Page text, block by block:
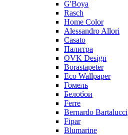
G'Boya
Rasch
Home Color
Alessandro Allori
Casato
Палитра
OVK Design
Borastapeter
Eco Wallpaper
Гомель
Белобои
Ferre
Bernardo Bartalucci
Fipar
Blumarine